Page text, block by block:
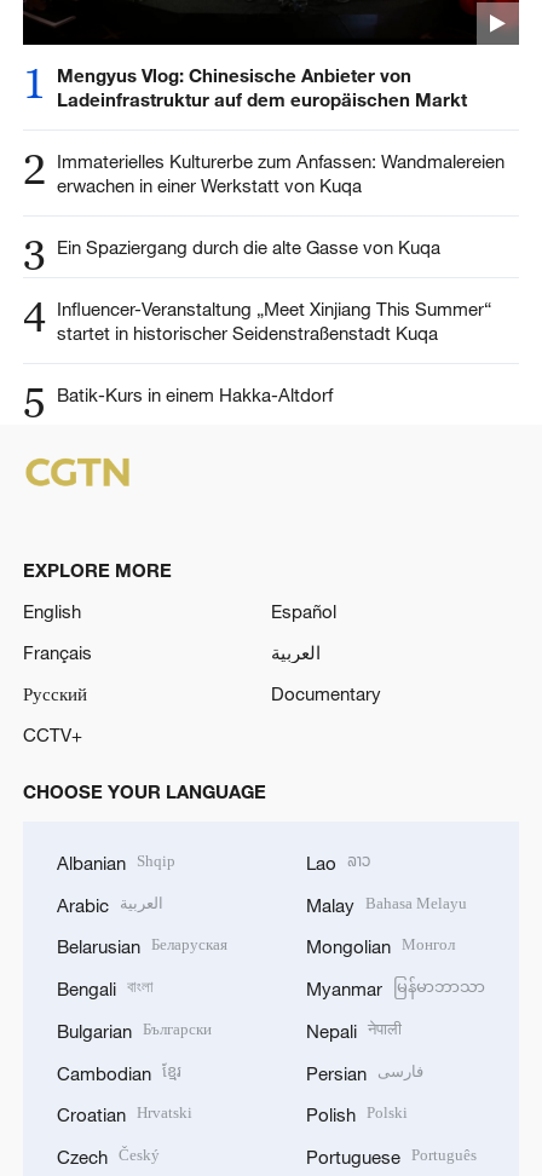
1
Mengyus Vlog: Chinesische Anbieter von
Ladeinfrastruktur auf dem europäischen Markt
2
Immaterielles Kulturerbe zum Anfassen: Wandmalereien
erwachen in einer Werkstatt von Kuqa
3 Ein Spaziergang durch die alte Gasse von Kuqa
4 Influencer-Veranstaltung „Meet Xinjiang This Summer“
startet in historischer Seidenstraßenstadt Kuqa
5 Batik-Kurs in einem Hakka-Altdorf
EXPLORE MORE
English
Español
Français
العربية
Русский
Documentary
CCTV+
CHOOSE YOUR LANGUAGE
Albanian Shqip
Arabic العربية
Belarusian Беларуская
Bengali বাংলা
Bulgarian Български
Cambodian ខ្មែរ
Croatian Hrvatski
Czech Český
Lao ລາວ
Malay Bahasa Melayu
Mongolian Монгол
Myanmar မြန်မာဘာသာ
Nepali नेपाली
Persian فارسی
Polish Polski
Portuguese Português